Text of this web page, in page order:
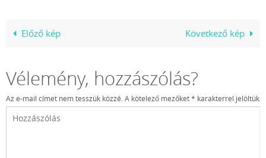
Előző kép Következő kép
Vélemény, hozzászólás?
Az e-mail címet nem tesszük közzé.A kötelező mezőket* karakterrel jelöltük